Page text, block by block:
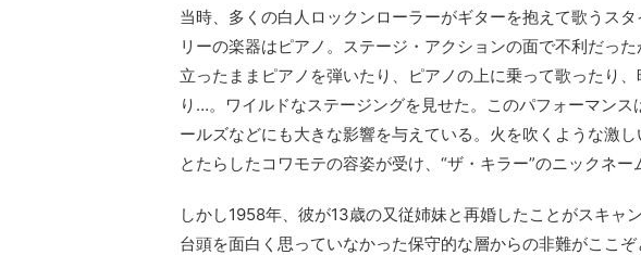
当時、多くの白人ロックンローラーがギターを抱えて歌うス
リーの楽器はピアノ。ステージ・アクションの面で不利だっ
立ったままピアノを弾いたり、ピアノの上に乗って歌ったり
り…。ワイルドなステージングを見せた。このパフォーマン
ールズなどにも大きな影響を与えている。火を吹くような激
とたらしたコワモテの容姿が受け、“ザ・キラー”のニックネー
しかし1958年、彼が13歳の又従姉妹と再婚したことがスキャ
台頭を面白く思っていなかった保守的な層からの非難がここ